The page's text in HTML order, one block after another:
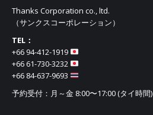
Thanks Corporation co., ltd.
（サンクスコーポレーション）
TEL：
+66 94-412-1919​
+66 61-730-3232
+66 84-637-9693
予約受付：月～金 8:00〜17:00 (タイ時間)